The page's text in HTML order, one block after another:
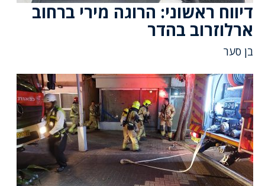
דיווח ראשוני: הרוגה מירי ברחוב
ארלוזרוב בהדר
בן סער